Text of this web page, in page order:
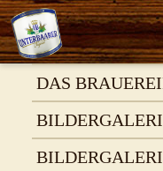
DAS